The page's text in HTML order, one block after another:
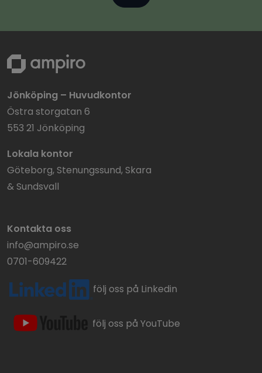
Jönköping – Huvudkontor
Östra storgatan 6
553 21 Jönköping
Lokala kontor
Göteborg, Stenungssund, Skara
& Sundsvall
Kontakta oss
info@ampiro.se
0701-609422
följ oss på Linkedin
följ oss på YouTube